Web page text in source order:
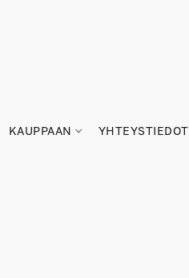
KAUPPAAN YHTEYSTIEDOT